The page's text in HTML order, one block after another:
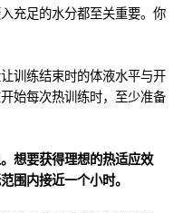
充足的水分都至关重要。你
训练结束时的体液水平与开
始每次热训练时，至少准备
想要获得理想的热适应效
围内接近一个小时。